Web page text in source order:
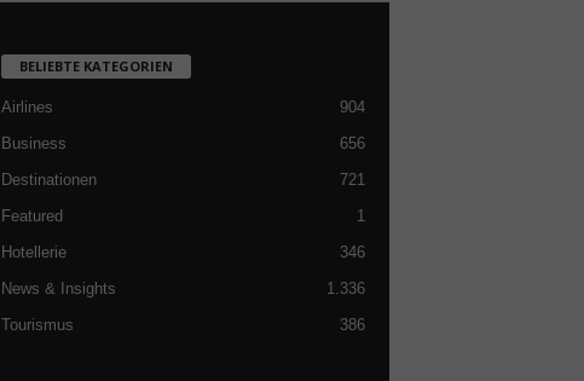
BELIEBTE KATEGORIEN
Airlines
904
Business
656
Destinationen
721
Featured
1
Hotellerie
346
News & Insights
1.336
Tourismus
386